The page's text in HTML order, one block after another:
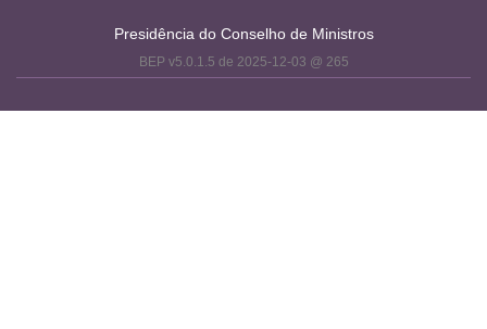
Presidência do Conselho de Ministros
BEP v5.0.1.5 de 2025-12-03 @ 265